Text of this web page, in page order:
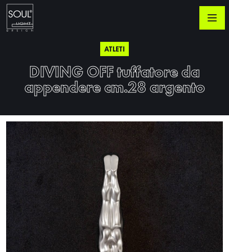
ATLETI
DIVING OFF tuffatore da
appendere cm.28 argento